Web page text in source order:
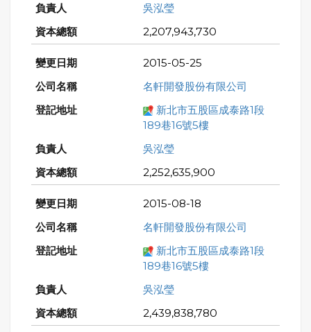
吳泓瑩
2,207,943,730
2015-05-25
名軒開發股份有限公司
新北市五股區成泰路1段
189巷16號5樓
吳泓瑩
2,252,635,900
2015-08-18
名軒開發股份有限公司
新北市五股區成泰路1段
189巷16號5樓
吳泓瑩
2,439,838,780